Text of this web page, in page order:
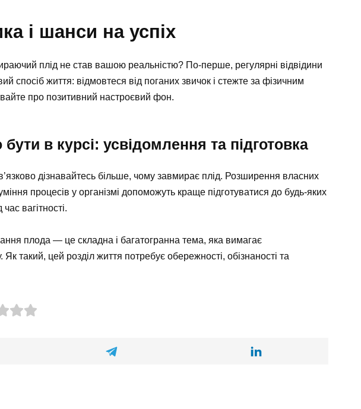
і шанси на успіх
плід не став вашою реальністю? По-перше, регулярні відвідини
спосіб життя: відмовтеся від поганих звичок і стежте за фізичним
про позитивний настроєвий фон.
в курсі: усвідомлення та підготовка
дізнавайтесь більше, чому завмирає плід. Розширення власних
процесів у організмі допоможуть краще підготуватися до будь-яких
вагітності.
плода — це складна і багатогранна тема, яка вимагає
Як такий, цей розділ життя потребує обережності, обізнаності та